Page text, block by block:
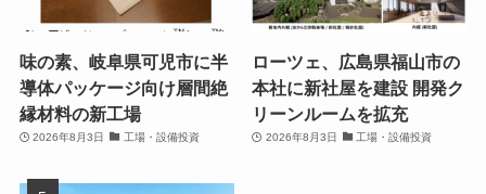
味の素、岐阜県可児市に半
導体パッケージ向け層間絶
縁材料の新工場
2026年8月3日 工場・設備投資
ローツェ、広島県福山市の
本社に新社屋を建設 開発ク
リーンルームを拡充
2026年8月3日 工場・設備投資